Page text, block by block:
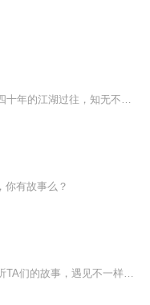
你有故事么？